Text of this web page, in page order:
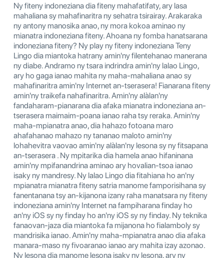
Ny fiteny indoneziana dia fiteny mahafatifaty, ary lasa
mahaliana sy mahafinaritra ny sehatra tsirairay. Arakaraka
ny antony manosika anao, ny mora kokoa aminao ny
mianatra indoneziana fiteny. Ahoana ny fomba hanatsarana
indoneziana fiteny? Ny play ny fiteny indoneziana Teny
Lingo dia miantoka hatrany amin'ny filentehanao manerana
ny diabe. Andramo ny tsara indrindra amin'ny lalao Lingo,
ary ho gaga ianao mahita ny maha-mahaliana anao sy
mahafinaritra amin'ny Internet an-tserasera! Fianarana fiteny
amin'ny traikefa nahafinaritra. Amin'ny alàlan'ny
fandaharam-pianarana dia afaka mianatra indoneziana an-
tserasera maimaim-poana ianao raha tsy reraka. Amin'ny
maha-mpianatra anao, dia hahazo fotoana maro
ahafahanao mahazo ny tananao maloto amin'ny
lohahevitra vaovao amin'ny alàlan'ny lesona sy ny fitsapana
an-tserasera . Ny mpitarika dia hamela anao hifaninana
amin'ny mpifanandrina aminao ary hovalian-tsoa ianao
isaky ny mandresy. Ny lalao Lingo dia fitahiana ho an'ny
mpianatra mianatra fiteny satria manome famporisihana sy
fanentanana tsy an-kijanona izany raha manatsara ny fiteny
indoneziana amin'ny Internet na fampiharana finday ho
an'ny iOS sy ny finday ho an'ny iOS sy ny finday. Ny teknika
fanaovan-jaza dia miantoka fa mijanona ho fialamboly sy
mandrisika ianao. Amin'ny maha-mpianatra anao dia afaka
manara-maso ny fivoaranao ianao ary mahita izay azonao.
Ny lesona dia manome lesona isaky ny lesona, ary ny